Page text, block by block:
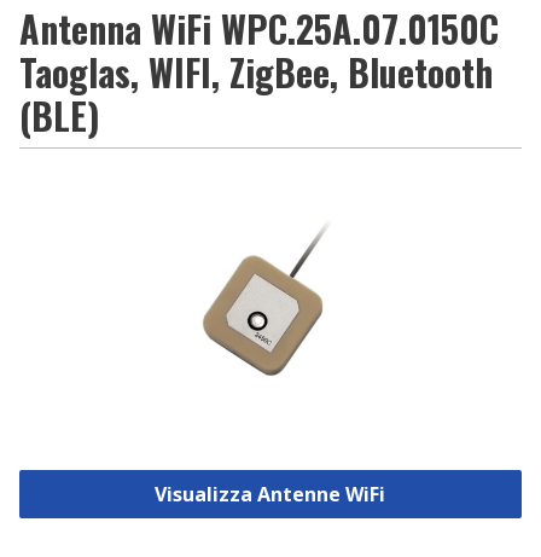
Antenna WiFi WPC.25A.07.0150C
Taoglas, WIFI, ZigBee, Bluetooth
(BLE)
Visualizza Antenne WiFi